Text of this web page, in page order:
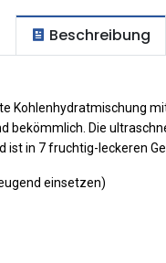
Beschreibung
Kohlenhydratmischung
bekömmlich. Die
in 7 fruchtig-leckeren
einsetzen)